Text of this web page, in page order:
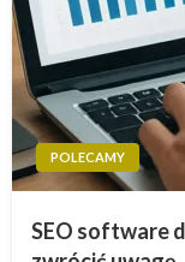
POLECAMY
SEO software